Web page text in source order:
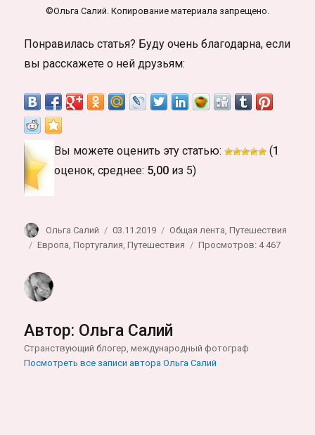
©Ольга Салий. Копирование материала запрещено.
Понравилась статья? Буду очень благодарна, если
вы расскажете о ней друзьям:
Вы можете оценить эту статью: (1
оценок, среднее: 5,00 из 5)
Автор
Ольга Салий Опубликовано
03.11.2019 Рубрики
Общая лента,Путешествия
Метки
Европа,Португалия,Путешествия Просмотров: 4 467
Автор: Ольга Салий
Странствующий блогер, международный фотограф
Посмотреть все записи автора Ольга Салий